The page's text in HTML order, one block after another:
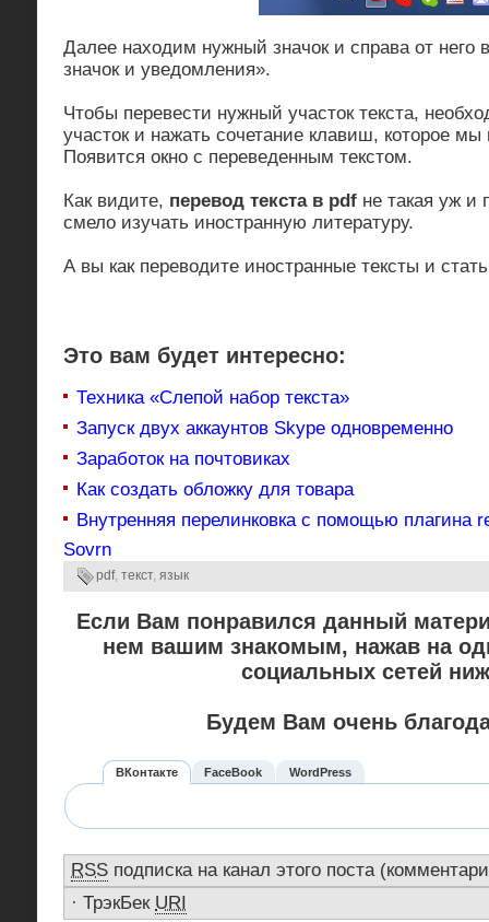
Далее находим нужный значок и справа от него
значок и уведомления».
Чтобы перевести нужный участок текста,
участок и нажать сочетание клавиш, которое
Появится окно с переведенным текстом.
Как видите, перевод текста в pdf не такая уж и
смело изучать иностранную литературу.
А вы как переводите иностранные тексты и
Это вам будет интересно:
Техника «Слепой набор текста»
Запуск двух аккаунтов Skype одновременно
Заработок на почтовиках
Как создать обложку для товара
Внутренняя перелинковка с помощью плагина
Sovrn
pdf, текст, язык
Если Вам понравился данный
нем вашим знакомым, нажав на
социальных сетей
Будем Вам очень
ВКонтакте FaceBook WordPress
RSS подписка на канал этого поста
· ТрэкБек URI